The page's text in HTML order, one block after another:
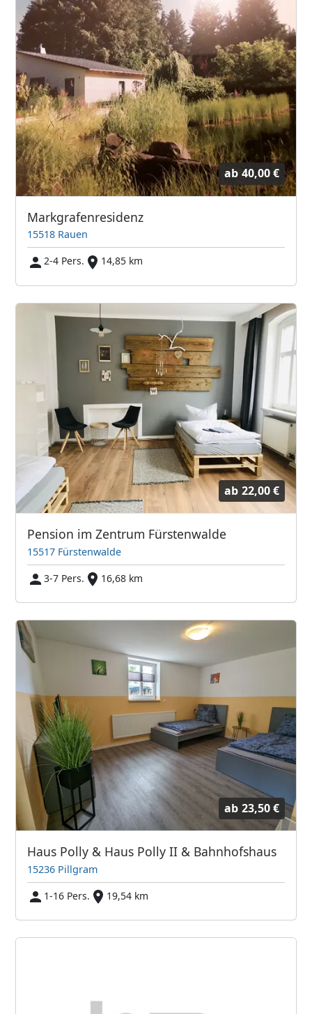
ab 40,00 €
Markgrafenresidenz
15518 Rauen
2-4 Pers.
14,85 km
ab 22,00 €
Pension im Zentrum Fürstenwalde
15517 Fürstenwalde
3-7 Pers.
16,68 km
ab 23,50 €
Haus Polly & Haus Polly II & Bahnhofshaus
15236 Pillgram
1-16 Pers.
19,54 km